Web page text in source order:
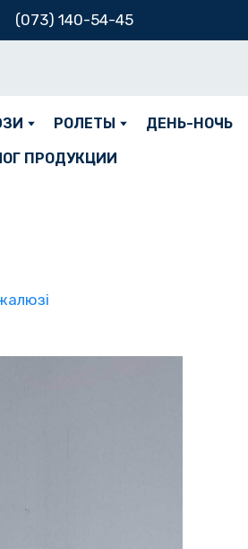
(073) 140-54-45
РОЛЕТЫ ДЕНЬ-НОЧЬ
ПРОДУКЦИИ